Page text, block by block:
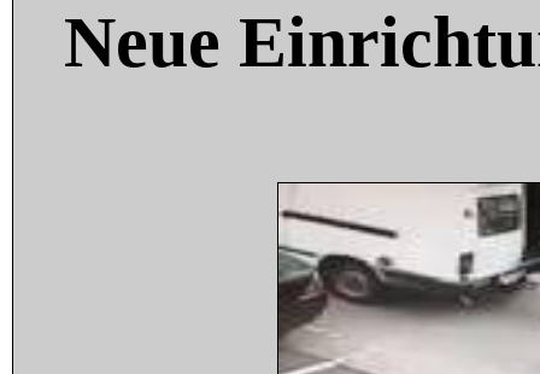
Neue